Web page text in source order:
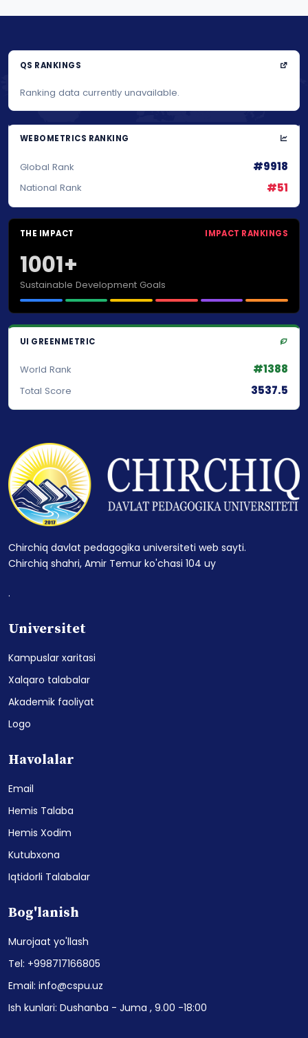
QS RANKINGS
Ranking data currently unavailable.
WEBOMETRICS RANKING
Global Rank #9918
National Rank #51
THE IMPACT IMPACT RANKINGS
1001+
Sustainable Development Goals
UI GREENMETRIC
World Rank #1388
Total Score 3537.5
Chirchiq davlat pedagogika universiteti web sayti.
Chirchiq shahri, Amir Temur ko'chasi 104 uy
.
Universitet
Kampuslar xaritasi
Xalqaro talabalar
Akademik faoliyat
Logo
Havolalar
Email
Hemis Talaba
Hemis Xodim
Kutubxona
Iqtidorli Talabalar
Bog'lanish
Murojaat yo'llash
Tel: +998717166805
Email: info@cspu.uz
Ish kunlari: Dushanba - Juma , 9.00 -18:00